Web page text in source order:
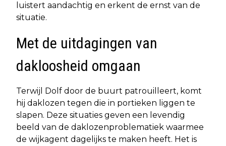
luistert aandachtig en erkent de ernst van de
situatie.
Met de uitdagingen van
dakloosheid omgaan
Terwijl Dolf door de buurt patrouilleert, komt
hij daklozen tegen die in portieken liggen te
slapen. Deze situaties geven een levendig
beeld van de daklozenproblematiek waarmee
de wijkagent dagelijks te maken heeft. Het is